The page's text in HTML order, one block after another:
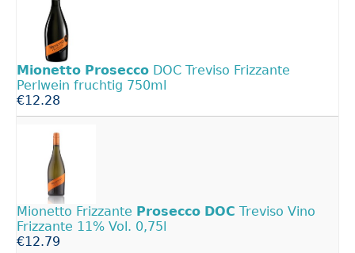
Mionetto Prosecco DOC Treviso Frizzante
Perlwein fruchtig 750ml
€12.28
Mionetto Frizzante Prosecco DOC Treviso Vino
Frizzante 11% Vol. 0,75l
€12.79